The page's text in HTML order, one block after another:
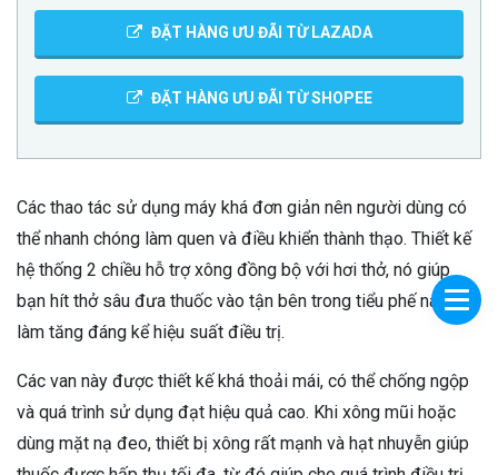
ĐẶT HÀNG ƯU ĐÃI TỪ LAZADA
ĐẶT HÀNG ƯU ĐÃI TỪ SHOPEE
Các thao tác sử dụng máy khá đơn giản nên người dùng có
thể nhanh chóng làm quen và điều khiển thành thạo. Thiết kế
hệ thống 2 chiều hỗ trợ xông đồng bộ với hơi thở, nó giúp
bạn hít thở sâu đưa thuốc vào tận bên trong tiểu phế nang,
làm tăng đáng kể hiệu suất điều trị.
Các van này được thiết kế khá thoải mái, có thể chống ngộp
và quá trình sử dụng đạt hiệu quả cao. Khi xông mũi hoặc
dùng mặt nạ đeo, thiết bị xông rất mạnh và hạt nhuyễn giúp